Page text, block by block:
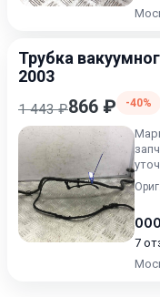
Трубка
2003
1 443 ₽866 ₽ -40%
от
7